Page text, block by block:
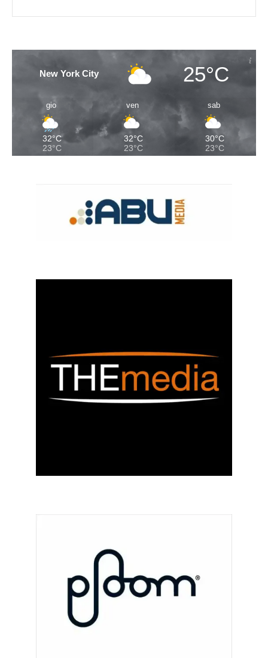
New York City 25°C
gio
32°C
23°C
ven
32°C
23°C
sab
30°C
23°C